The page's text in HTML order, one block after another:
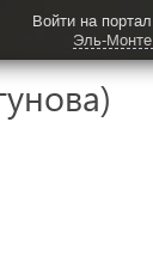
Войти на портал
Эль-Монте